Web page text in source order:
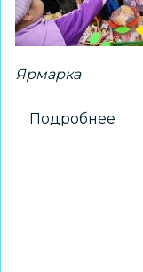
Ярмарка
Подробнее